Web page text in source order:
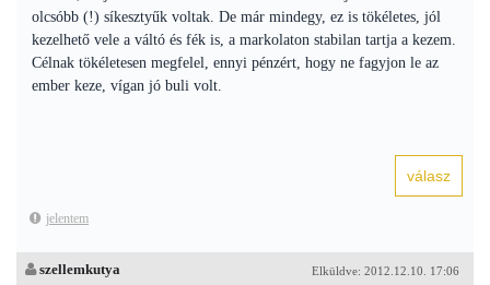
olcsóbb (!) síkesztyűk voltak. De már mindegy, ez is tökéletes, jól
kezelhető vele a váltó és fék is, a markolaton stabilan tartja a kezem.
Célnak tökéletesen megfelel, ennyi pénzért, hogy ne fagyjon le az
ember keze, vígan jó buli volt.
jelentem
Elküldve: 2012.12.10. 17:06
szellemkutya